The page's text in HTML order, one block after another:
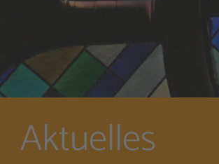
Aktuelles